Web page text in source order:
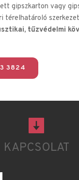
gipszkarton vagy
térelhatároló
tűzvédelmi
3824
KAPCSOLAT